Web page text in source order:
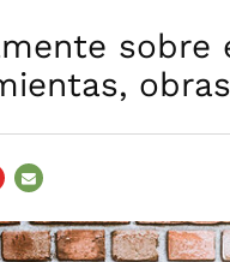
sobre
MAIL